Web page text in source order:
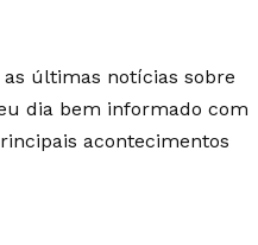
últimas notícias sobre
dia bem informado com
acontecimentos